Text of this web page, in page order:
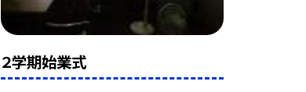
２学期始業式